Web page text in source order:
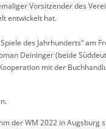
Vorsitzender des
entwickelt hat.
des Jahrhunderts“ am
Deininger (beide
mit der
der WM 2022 in Augsburg